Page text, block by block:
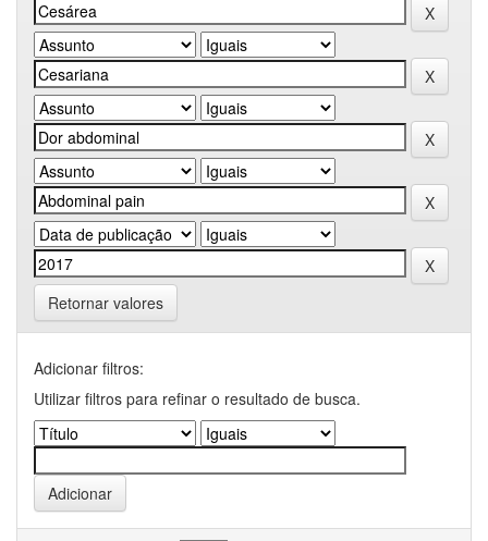
Retornar valores
Adicionar filtros:
Utilizar filtros para refinar o resultado de busca.